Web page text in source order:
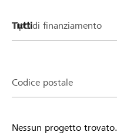
Tipo di finanziamento
Codice postale
Nessun progetto trovato.